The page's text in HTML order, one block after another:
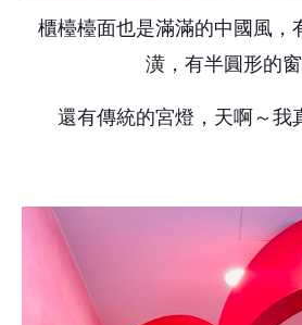
櫃檯檯面也是滿滿的中國風，
潢，有半圓形的窗
還有傳統的宮燈，天啊～我